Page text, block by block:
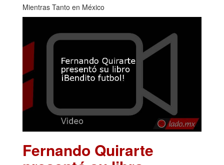
Mientras Tanto en México
Fernando Quirarte